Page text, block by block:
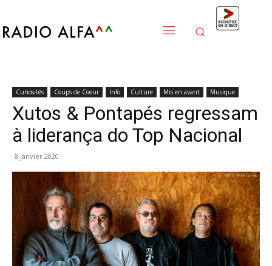
Curiosités Coups de Coeur Info Culture Mis en avant Musique
Xutos & Pontapés regressam
à liderança do Top Nacional
8 janvier 2020